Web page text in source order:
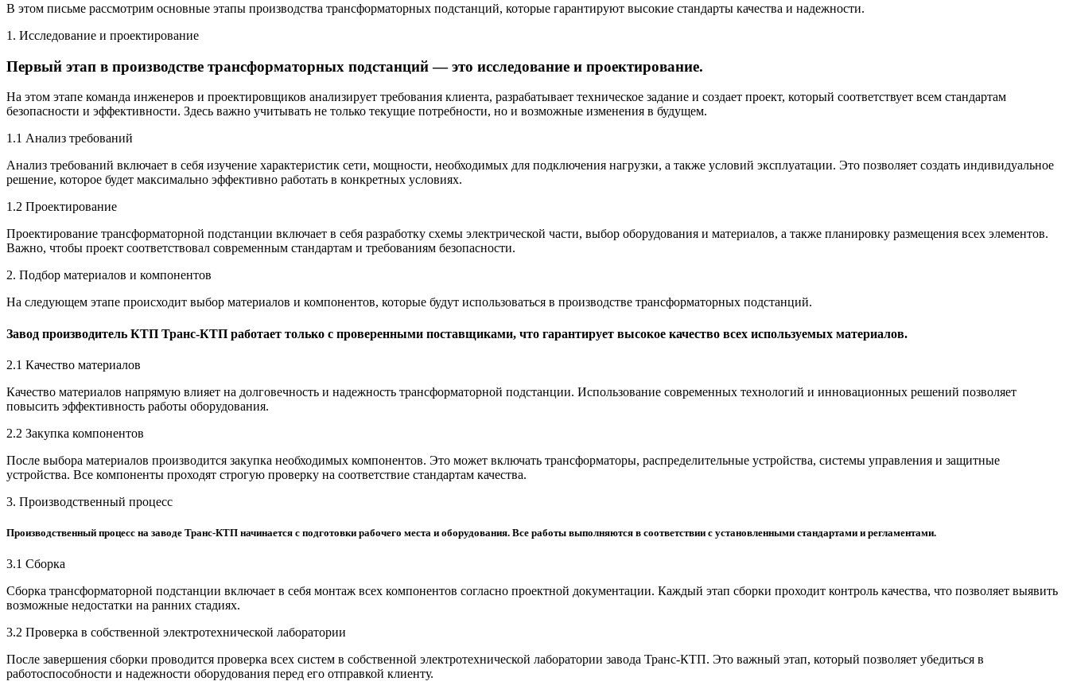
В этом письме рассмотрим основные этапы производства трансформаторных подстанций, которые гарантируют высокие стандарты качества и надежности.
1. Исследование и проектирование
Первый этап в производстве трансформаторных подстанций — это исследование и проектирование.
На этом этапе команда инженеров и проектировщиков анализирует требования клиента, разрабатывает техническое задание и создает проект, который соответствует всем стандартам
безопасности и эффективности. Здесь важно учитывать не только текущие потребности, но и возможные изменения в будущем.
1.1 Анализ требований
Анализ требований включает в себя изучение характеристик сети, мощности, необходимых для подключения нагрузки, а также условий эксплуатации. Это позволяет создать индивидуальное
решение, которое будет максимально эффективно работать в конкретных условиях.
1.2 Проектирование
Проектирование трансформаторной подстанции включает в себя разработку схемы электрической части, выбор оборудования и материалов, а также планировку размещения всех элементов.
Важно, чтобы проект соответствовал современным стандартам и требованиям безопасности.
2. Подбор материалов и компонентов
На следующем этапе происходит выбор материалов и компонентов, которые будут использоваться в производстве трансформаторных подстанций.
Завод производитель КТП Транс-КТП работает только с проверенными поставщиками, что гарантирует высокое качество всех используемых материалов.
2.1 Качество материалов
Качество материалов напрямую влияет на долговечность и надежность трансформаторной подстанции. Использование современных технологий и инновационных решений позволяет
повысить эффективность работы оборудования.
2.2 Закупка компонентов
После выбора материалов производится закупка необходимых компонентов. Это может включать трансформаторы, распределительные устройства, системы управления и защитные
устройства. Все компоненты проходят строгую проверку на соответствие стандартам качества.
3. Производственный процесс
Производственный процесс на заводе Транс-КТП начинается с подготовки рабочего места и оборудования. Все работы выполняются в соответствии с установленными стандартами и регламентами.
3.1 Сборка
Сборка трансформаторной подстанции включает в себя монтаж всех компонентов согласно проектной документации. Каждый этап сборки проходит контроль качества, что позволяет выявить
возможные недостатки на ранних стадиях.
3.2 Проверка в собственной электротехнической лаборатории
После завершения сборки проводится проверка всех систем в собственной электротехнической лаборатории завода Транс-КТП. Это важный этап, который позволяет убедиться в
работоспособности и надежности оборудования перед его отправкой клиенту.